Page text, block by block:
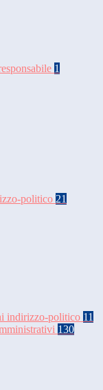
1
politico 21
indirizzo-politico 11
130